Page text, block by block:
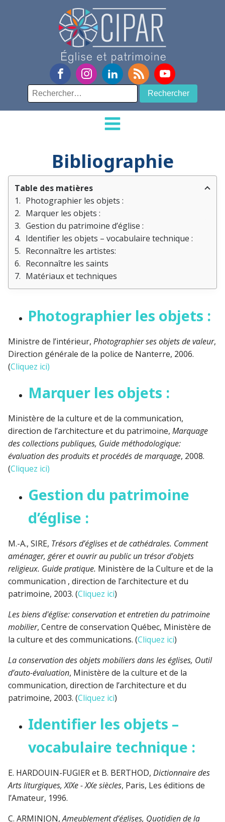
Rechercher :
Bibliographie
Table des matières
Photographier les objets :
Marquer les objets :
Gestion du patrimoine d’église :
Identifier les objets – vocabulaire technique :
Reconnaître les artistes:
Reconnaître les saints
Matériaux et techniques
Photographier les objets :
Ministre de l’intérieur, Photographier ses objets de valeur,
Direction générale de la police de Nanterre, 2006.
(Cliquez ici)
Marquer les objets :
Ministère de la culture et de la communication,
direction de l’architecture et du patrimoine, Marquage
des collections publiques, Guide méthodologique:
évaluation des produits et procédés de marquage, 2008.
(Cliquez ici)
Gestion du patrimoine
d’église :
M.-A., SIRE, Trésors d’églises et de cathédrales. Comment
aménager, gérer et ouvrir au public un trésor d’objets
religieux. Guide pratique. Ministère de la Culture et de la
communication , direction de l’architecture et du
patrimoine, 2003. (Cliquez ici)
Les biens d'église: conservation et entretien du patrimoine
mobilier, Centre de conservation Québec, Ministère de
la culture et des communications. (Cliquez ici)
La conservation des objets mobiliers dans les églises, Outil
d’auto-évaluation, Ministère de la culture et de la
communication, direction de l’architecture et du
patrimoine, 2003. (Cliquez ici)
Identifier les objets –
vocabulaire technique :
E. HARDOUIN-FUGIER et B. BERTHOD, Dictionnaire des
Arts liturgiques, XIXe - XXe siècles, Paris, Les éditions de
l’Amateur, 1996.
C. ARMINJON,Ameublement d’églises, Quotidien de la